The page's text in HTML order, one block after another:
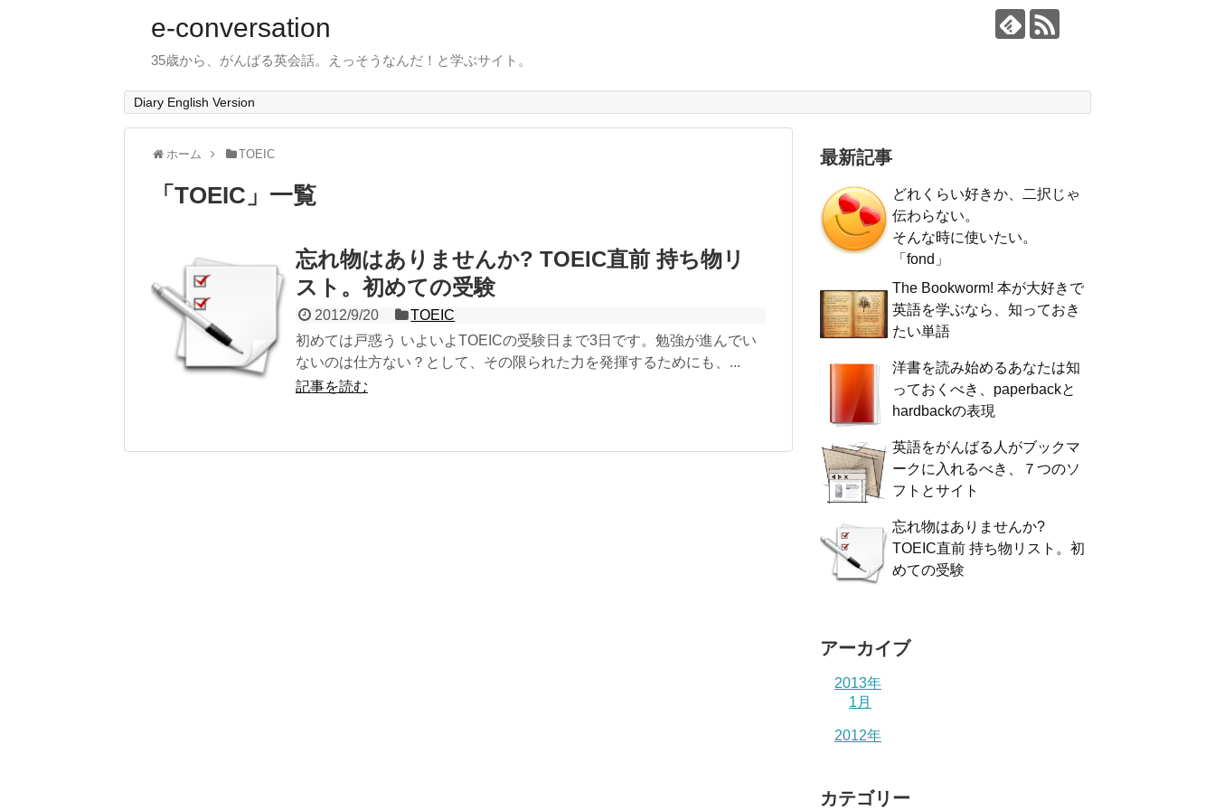
e-conversation
35歳から、がんばる英会話。えっそうなんだ！と学ぶサイト。
Diary English Version
ホーム TOEIC
「 TOEIC 」 一覧
忘れ物はありませんか? TOEIC直前 持ち物リ
スト。初めての受験
2012/9/20
TOEIC
初めては戸惑う いよいよTOEICの受験日まで3日です。勉強が進んでい
ないのは仕方ない？として、その限られた力を発揮するためにも、...
記事を読む
最新記事
どれくらい好きか、二択じゃ
伝わらない。
そんな時に使いたい。
「fond」
The Bookworm! 本が大好きで
英語を学ぶなら、知っておき
たい単語
洋書を読み始めるあなたは知
っておくべき、paperbackと
hardbackの表現
英語をがんばる人がブックマ
ークに入れるべき、７つのソ
フトとサイト
忘れ物はありませんか?
TOEIC直前 持ち物リスト。初
めての受験
アーカイブ
2013年
1月
2012年
カテゴリー